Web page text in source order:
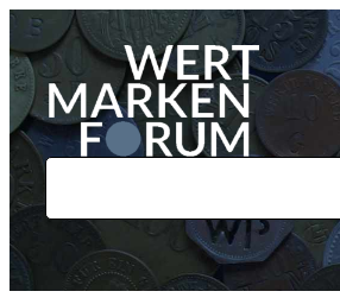
Zum
Inhalt
springen
u
h